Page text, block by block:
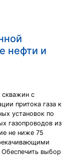
нефти и
скважин с
притока газа к
установок по
газопроводов из
не ниже 75
выбор